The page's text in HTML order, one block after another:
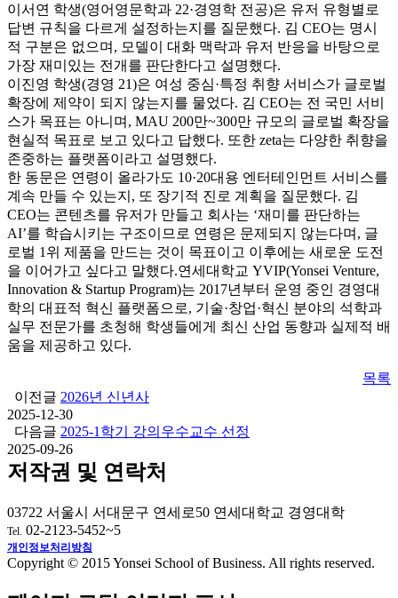
이서연 학생(영어영문학과 22·경영학 전공)은 유저 유형별로
답변 규칙을 다르게 설정하는지를 질문했다. 김 CEO는 명시
적 구분은 없으며, 모델이 대화 맥락과 유저 반응을 바탕으로
가장 재미있는 전개를 판단한다고 설명했다.
이진영 학생(경영 21)은 여성 중심·특정 취향 서비스가 글로벌
확장에 제약이 되지 않는지를 물었다. 김 CEO는 전 국민 서비
스가 목표는 아니며, MAU 200만~300만 규모의 글로벌 확장을
현실적 목표로 보고 있다고 답했다. 또한 zeta는 다양한 취향을
존중하는 플랫폼이라고 설명했다.
한 동문은 연령이 올라가도 10·20대용 엔터테인먼트 서비스를
계속 만들 수 있는지, 또 장기적 진로 계획을 질문했다. 김
CEO는 콘텐츠를 유저가 만들고 회사는 ‘재미를 판단하는
AI’를 학습시키는 구조이므로 연령은 문제되지 않는다며, 글
로벌 1위 제품을 만드는 것이 목표이고 이후에는 새로운 도전
을 이어가고 싶다고 말했다.연세대학교 YVIP(Yonsei Venture,
Innovation & Startup Program)는 2017년부터 운영 중인 경영대
학의 대표적 혁신 플랫폼으로, 기술·창업·혁신 분야의 석학과
실무 전문가를 초청해 학생들에게 최신 산업 동향과 실제적 배
움을 제공하고 있다.
목록
이전글 2026년 신년사
2025-12-30
다음글 2025-1학기 강의우수교수 선정
2025-09-26
저작권 및 연락처
03722 서울시 서대문구 연세로50 연세대학교 경영대학
Tel. 02-2123-5452~5
개인정보처리방침
Copyright © 2015 Yonsei School of Business. All rights reserved.